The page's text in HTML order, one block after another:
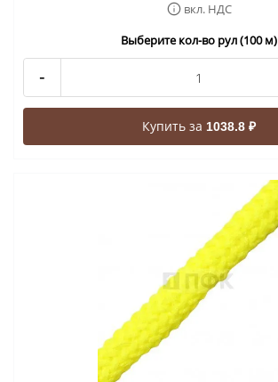
вкл. НДС
Выберите кол-во рул (100 м)
-
Купить за 1038.8 ₽